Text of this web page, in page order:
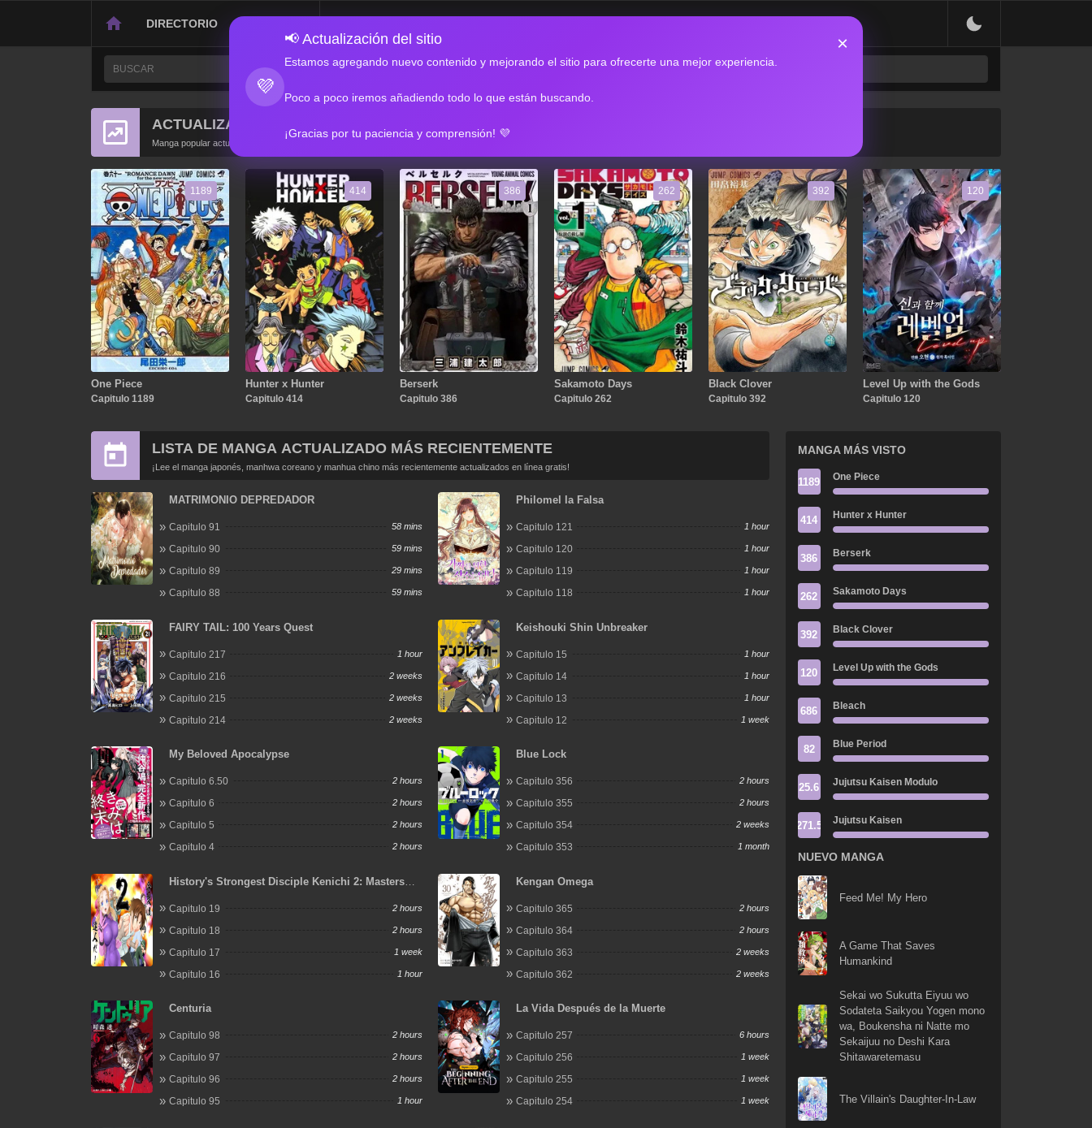
DIRECTORIO
💜
📢 Actualización del sitio
Estamos agregando nuevo contenido y mejorando el sitio para ofrecerte una mejor experiencia.
Poco a poco iremos añadiendo todo lo que están buscando.
¡Gracias por tu paciencia y comprensión! 💜
×
ACTUALIZACIONES POPULARES
Manga popular actualizado recientemente
1189
One Piece
Capitulo 1189
414
Hunter x Hunter
Capitulo 414
386
Berserk
Capitulo 386
262
Sakamoto Days
Capitulo 262
392
Black Clover
Capitulo 392
120
Level Up with the Gods
Capitulo 120
LISTA DE MANGA ACTUALIZADO MÁS RECIENTEMENTE
¡Lee el manga japonés, manhwa coreano y manhua chino más recientemente actualizados en línea gratis!
MATRIMONIO DEPREDADOR
Capitulo 91 58 mins
Capitulo 90 59 mins
Capitulo 89 29 mins
Capitulo 88 59 mins
Philomel la Falsa
Capitulo 121 1 hour
Capitulo 120 1 hour
Capitulo 119 1 hour
Capitulo 118 1 hour
FAIRY TAIL: 100 Years Quest
Capitulo 217 1 hour
Capitulo 216 2 weeks
Capitulo 215 2 weeks
Capitulo 214 2 weeks
Keishouki Shin Unbreaker
Capitulo 15 1 hour
Capitulo 14 1 hour
Capitulo 13 1 hour
Capitulo 12 1 week
My Beloved Apocalypse
Capitulo 6.50 2 hours
Capitulo 6 2 hours
Capitulo 5 2 hours
Capitulo 4 2 hours
Blue Lock
Capitulo 356 2 hours
Capitulo 355 2 hours
Capitulo 354 2 weeks
Capitulo 353 1 month
History's Strongest Disciple Kenichi 2: Masters
Capitulo 19 2 hours
Capitulo 18 2 hours
Capitulo 17 1 week
Capitulo 16 1 hour
Kengan Omega
Capitulo 365 2 hours
Capitulo 364 2 hours
Capitulo 363 2 weeks
Capitulo 362 2 weeks
Centuria
Capitulo 98 2 hours
Capitulo 97 2 hours
Capitulo 96 2 hours
Capitulo 95 1 hour
La Vida Después de la Muerte
Capitulo 257 6 hours
Capitulo 256 1 week
Capitulo 255 1 week
Capitulo 254 1 week
MANGA MÁS VISTO
1189 One Piece
414 Hunter x Hunter
386 Berserk
262 Sakamoto Days
392 Black Clover
120 Level Up with the Gods
686 Bleach
82 Blue Period
25.6 Jujutsu Kaisen Modulo
271.5 Jujutsu Kaisen
NUEVO MANGA
Feed Me! My Hero
A Game That Saves
Humankind
Sekai wo Sukutta Eiyuu wo
Sodateta Saikyou Yogen mono
wa, Boukensha ni Natte mo
Sekaijuu no Deshi Kara
Shitawaretemasu
The Villain's Daughter-In-Law